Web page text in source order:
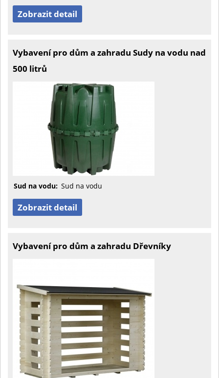
Zobrazit detail
Vybavení pro dům a zahradu Sudy na vodu nad
500 litrů
Sud na vodu: Sud na vodu
Zobrazit detail
Vybavení pro dům a zahradu Dřevníky